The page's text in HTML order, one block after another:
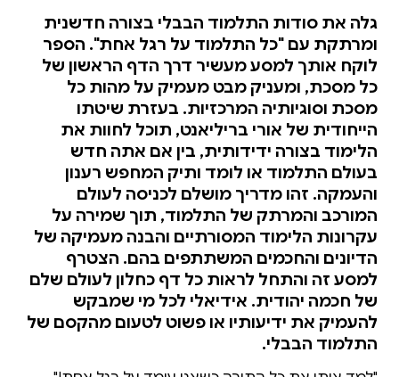
גלה את סודות התלמוד הבבלי בצורה חדשנית
ומרתקת עם "כל התלמוד על רגל אחת". הספר
לוקח אותך למסע מעשיר דרך הדף הראשון של
כל מסכת, ומעניק מבט מעמיק על מהות כל
מסכת וסוגיותיה המרכזיות. בעזרת שיטתו
הייחודית של אורי בריליאנט, תוכל לחוות את
הלימוד בצורה ידידותית, בין אם אתה חדש
בעולם התלמוד או לומד ותיק המחפש רענון
והעמקה. זהו מדריך מושלם לכניסה לעולם
המורכב והמרתק של התלמוד, תוך שמירה על
עקרונות הלימוד המסורתיים והבנה מעמיקה של
הדיונים והחכמים המשתתפים בהם. הצטרף
למסע זה והתחל לראות כל דף כחלון לעולם שלם
של חכמה יהודית. אידיאלי לכל מי שמבקש
להעמיק את ידיעותיו או פשוט לטעום מהקסם של
התלמוד הבבלי.